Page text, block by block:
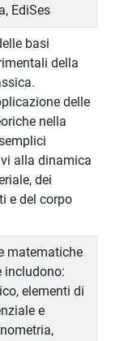
EdiSes
basi
della
delle
nella
alla dinamica
dei
e del corpo
matematiche
includono:
elementi di
e